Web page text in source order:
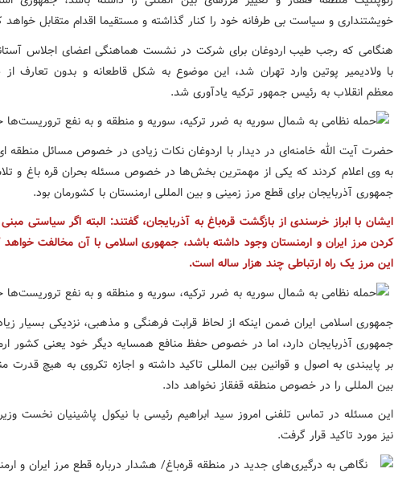
خویشتنداری و سیاست بی طرفانه خود را کنار گذاشته و مستقیما اقدام متقابل خواهد
هنگامی که رجب طیب اردوغان برای شرکت در نشست هماهنگی اعضای اجلاس
با ولادیمیر پوتین وارد تهران شد، این موضوع به شکل قاطعانه و بدون تعارف
معظم انقلاب به رئیس جمهور ترکیه یادآوری شد.
حضرت آیت الله خامنه‌ای در دیدار با اردوغان نکات زیادی در خصوص مسائل منطقه
به وی اعلام کردند که یکی از مهمترین بخش‌ها در خصوص مسئله بحران قره باغ و
جمهوری آذربایجان برای قطع مرز زمینی و بین المللی ارمنستان با کشورمان بود.
ایشان با ابراز خرسندی از بازگشت قره‌باغ به آذربایجان، گفتند: البته اگر سیاستی
کردن مرز ایران و ارمنستان وجود داشته باشد، جمهوری اسلامی با آن مخالفت خواهد
این مرز یک راه ارتباطی چند هزار ساله است.
جمهوری اسلامی ایران ضمن اینکه از لحاظ قرابت فرهنگی و مذهبی، نزدیکی بسیار
جمهوری آذربایجان دارد، اما در خصوص حفظ منافع همسایه دیگر خود یعنی کشور
بر پایبندی به اصول و قوانین بین المللی تاکید داشته و اجازه تکروی به هیچ قدرت
بین المللی را در خصوص منطقه قفقاز نخواهد داد.
این مسئله در تماس تلفنی امروز سید ابراهیم رئیسی با نیکول پاشینیان نخست
نیز مورد تاکید قرار گرفت.